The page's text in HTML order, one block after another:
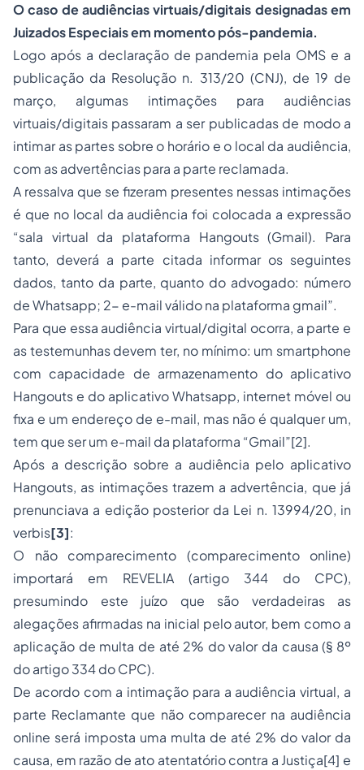
O caso de audiências virtuais/digitais designadas em
Juizados Especiais em momento pós-pandemia.
Logo após a declaração de pandemia pela OMS e a
publicação da Resolução n. 313/20 (CNJ), de 19 de
março, algumas intimações para audiências
virtuais/digitais passaram a ser publicadas de modo a
intimar as partes sobre o horário e o local da audiência,
com as advertências para a parte reclamada.
A ressalva que se fizeram presentes nessas intimações
é que no local da audiência foi colocada a expressão
“sala virtual da plataforma Hangouts (Gmail). Para
tanto, deverá a parte citada informar os seguintes
dados, tanto da parte, quanto do advogado: número
de Whatsapp; 2- e-mail válido na plataforma gmail”.
Para que essa audiência virtual/digital ocorra, a parte e
as testemunhas devem ter, no mínimo: um smartphone
com capacidade de armazenamento do aplicativo
Hangouts e do aplicativo Whatsapp, internet móvel ou
fixa e um endereço de e-mail, mas não é qualquer um,
tem que ser um e-mail da plataforma “Gmail”[2].
Após a descrição sobre a audiência pelo aplicativo
Hangouts, as intimações trazem a advertência, que já
prenunciava a edição posterior da Lei n. 13994/20, in
verbis[3]:
O não comparecimento (comparecimento online)
importará em REVELIA (artigo 344 do CPC),
presumindo este juízo que são verdadeiras as
alegações afirmadas na inicial pelo autor, bem como a
aplicação de multa de até 2% do valor da causa (§ 8º
do artigo 334 do CPC).
De acordo com a intimação para a audiência virtual, a
parte Reclamante que não comparecer na audiência
online será imposta uma multa de até 2% do valor da
causa, em razão de ato atentatório contra a Justiça[4] e